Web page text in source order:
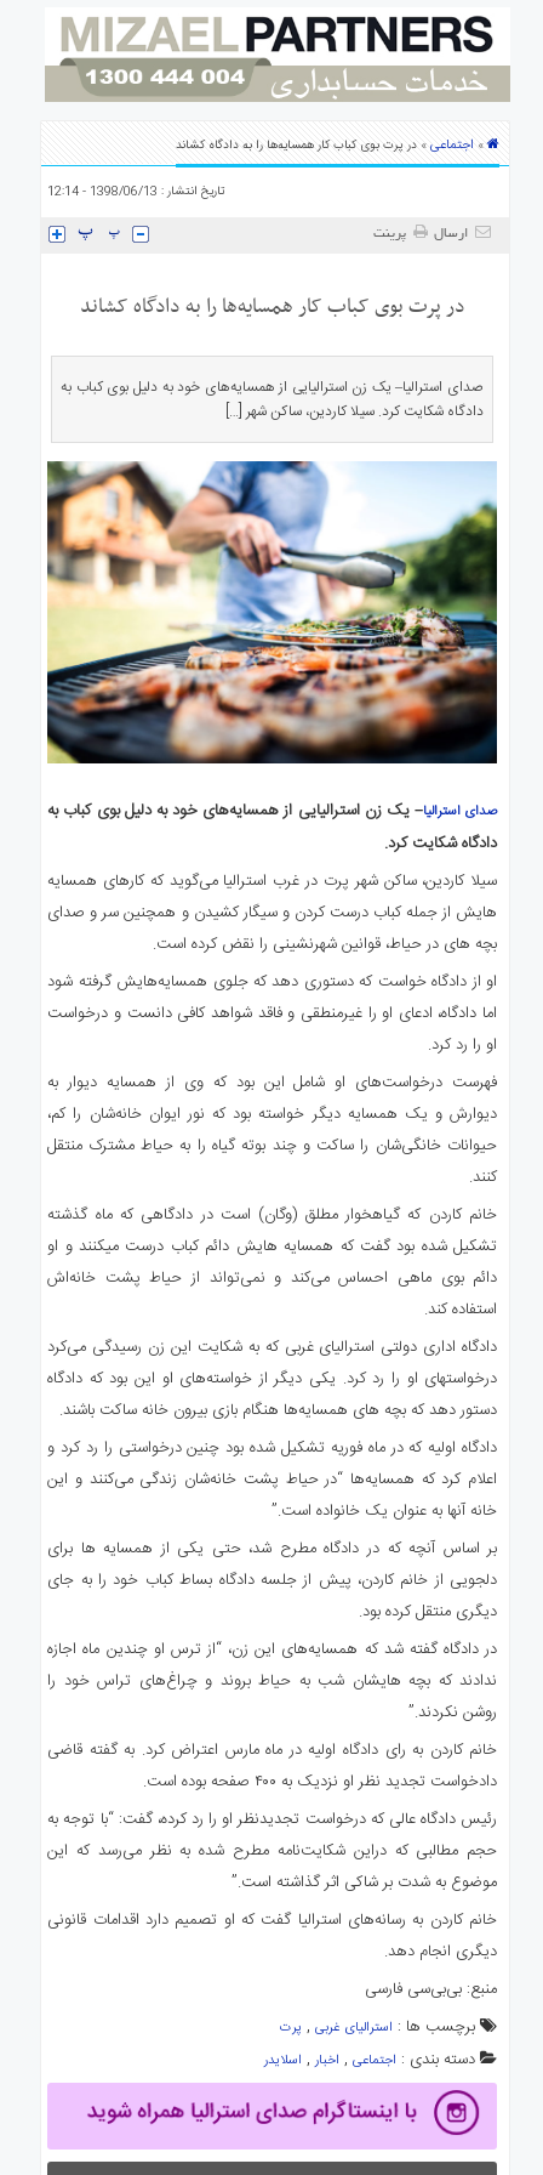
استرالیا
ارتباط» اجتماعی» در پرت بوی کباب کار همسایه‌ها را به دادگاه کشاند
تاریخ انتشار : 1398/06/13 - 12:14
ارسال پرینت
در پرت بوی کباب کار همسایه‌ها را به دادگاه کشاند
صدای استرالیا– یک زن استرالیایی از همسایه‌های خود به دلیل بوی کباب به
دادگاه شکایت کرد. سیلا کاردین، ساکن شهر […]
صدای استرالیا– یک زن استرالیایی از همسایه‌های خود به دلیل بوی کباب به
دادگاه شکایت کرد.
سیلا کاردین، ساکن شهر پرت در غرب استرالیا می‌گوید که کارهای همسایه
هایش از جمله کباب درست کردن و سیگار کشیدن و همچنین سر و صدای
بچه های در حیاط، قوانین شهرنشینی را نقض کرده است.
او از دادگاه خواست که دستوری دهد که جلوی همسایه‌هایش گرفته شود
اما دادگاه، ادعای او را غیرمنطقی و فاقد شواهد کافی دانست و درخواست
او را رد کرد.
فهرست درخواست‌های او شامل این بود که و‌ی از همسایه دیوار به
دیوارش و یک همسایه دیگر خواسته بود که نور ایوان خانه‌شان را کم،
حیوانات خانگی‌شان را ساکت و چند بوته گیاه را به حیاط مشترک منتقل
کنند.
خانم کاردن که گیاهخوار مطلق (وگان) است در دادگاهی که ماه گذشته
تشکیل شده بود گفت که همسایه هایش دائم کباب درست میکنند و او
دائم بوی ماهی احساس می‌کند و نمی‌تواند از حیاط پشت خانه‌اش
استفاده کند.
دادگاه اداری دولتی استرالیای غربی که به شکایت این زن رسیدگی می‌کرد
درخواستهای او را رد کرد. یکی دیگر از خواسته‌های او این بود که دادگاه
دستور دهد که بچه های همسایه‌ها هنگام بازی بیرون خانه ساکت باشند.
دادگاه اولیه که در ماه فوریه تشکیل شده بود چنین درخواستی را رد کرد و
اعلام کرد که همسایه‌ها “در حیاط پشت خانه‌شان زندگی می‌کنند و این
خانه آنها به عنوان یک خانواده است.”
بر اساس آنچه که در دادگاه مطرح شد، حتی یکی از همسایه ها برای
دلجویی از خانم کاردن، پیش از جلسه دادگاه بساط کباب خود را به جای
دیگری منتقل کرده بود.
در دادگاه گفته شد که همسایه‌های این زن، “از ترس او چندین ماه اجازه
ندادند که بچه هایشان شب به حیاط بروند و چراغ‌های تراس خود را
روشن نکردند.”
خانم کاردن به رای دادگاه اولیه در ماه مارس اعتراض کرد. به گفته قاضی
دادخواست تجدید نظر او نزدیک به ۴۰۰ صفحه بوده است.
رئیس دادگاه عالی که درخواست تجدیدنظر او را رد کرده، گفت: “با توجه به
حجم مطالبی که دراین شکایت‌نامه مطرح شده به نظر می‌رسد که این
موضوع به شدت بر شاکی اثر گذاشته است.”
خانم کاردن به رسانه‌های استرالیا گفت که او تصمیم دارد اقدامات قانونی
دیگری انجام دهد.
منبع: بی‌بی‌سی فارسی
برچسب ها : استرالیای غربی, پرت
دسته بندی : اجتماعی, اخبار, اسلایدر